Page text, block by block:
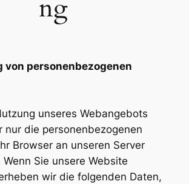
ng
von personenbezogenen
unseres Webangebots
nur die personenbezogenen
Browser an unseren Server
Sie unsere Website
wir die folgenden Daten,